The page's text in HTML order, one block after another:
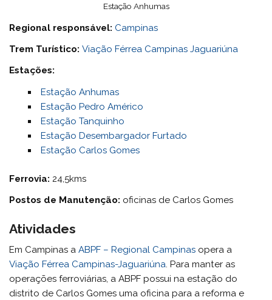
Estação Anhumas
Regional responsável: Campinas
Trem Turístico: Viação Férrea Campinas Jaguariúna
Estações:
Estação Anhumas
Estação Pedro Américo
Estação Tanquinho
Estação Desembargador Furtado
Estação Carlos Gomes
Ferrovia: 24,5kms
Postos de Manutenção: oficinas de Carlos Gomes
Atividades
Em Campinas aABPF – Regional Campinas opera a
Viação Férrea Campinas-Jaguariúna. Para manter as
operações ferroviárias, a ABPF possui na estação do
distrito de Carlos Gomes uma oficina para a reforma e